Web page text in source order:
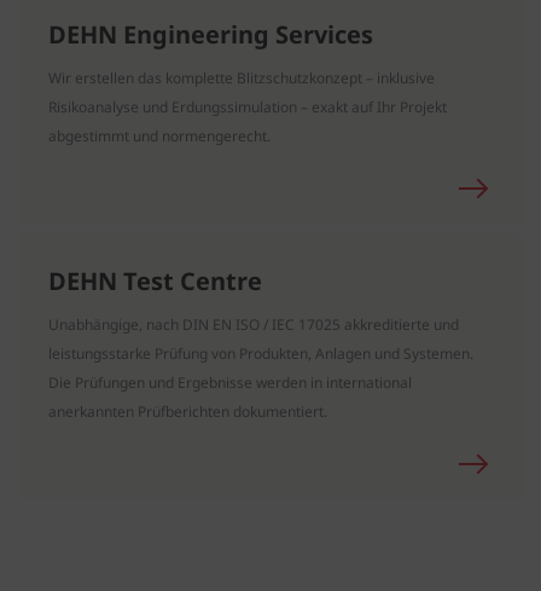
DEHN Engineering Services
Wir erstellen das komplette Blitzschutzkonzept – inklusive
Risikoanalyse und Erdungssimulation – exakt auf Ihr Projekt
abgestimmt und normengerecht.
DEHN Test Centre
Unabhängige, nach DIN EN ISO / IEC 17025 akkreditierte und
leistungsstarke Prüfung von Produkten, Anlagen und Systemen.
Die Prüfungen und Ergebnisse werden in international
anerkannten Prüfberichten dokumentiert.